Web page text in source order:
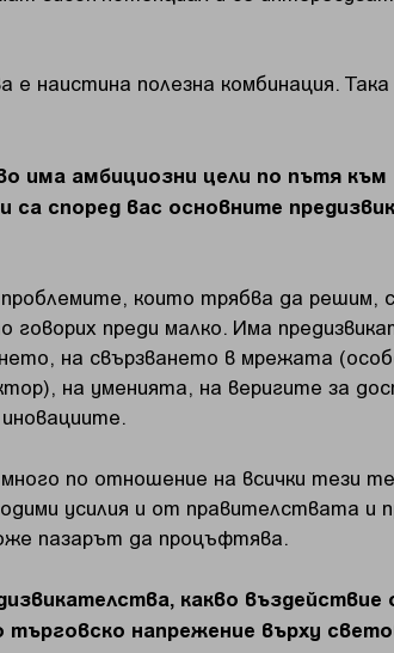
е наистина полезна комбинация.
има амбициозни цели по пътя към
са според вас основните
които трябва да решим,
говорих преди малко. Има
на свързването в мрежата
на уменията, на веригите за
по отношение на всички тези
усилия и от правителствата и
пазарът да процъфтява.
какво въздействие
напрежение върху